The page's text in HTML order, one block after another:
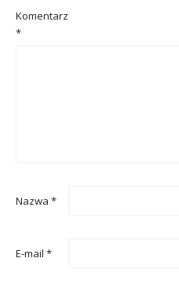
Komentarz
*
Nazwa *
E-mail *